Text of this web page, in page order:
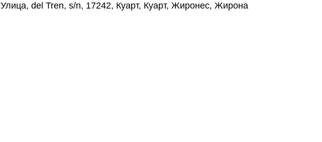
Улица, del Tren, s/n, 17242, Куарт, Куарт, Жиронес, Жирона